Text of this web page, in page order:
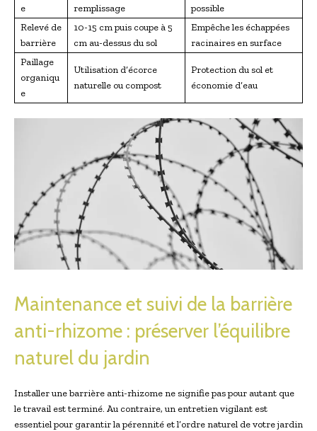
e
remplissage
possible
Relevé de
barrière
10-15 cm puis coupe à 5
cm au-dessus du sol
Empêche les échappées
racinaires en surface
Paillage
organiqu
e
Utilisation d’écorce
naturelle ou compost
Protection du sol et
économie d’eau
Maintenance et suivi de la barrière
anti-rhizome : préserver l’équilibre
naturel du jardin
Installer une barrière anti-rhizome ne signifie pas pour autant que
le travail est terminé. Au contraire, un entretien vigilant est
essentiel pour garantir la pérennité et l’ordre naturel de votre jardin